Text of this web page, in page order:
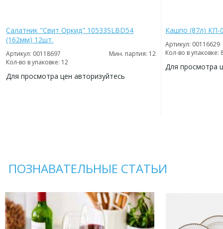
Салатник "Свит Оркид" 10533SLBD54
(162мм) 12шт.
Артикул: 00118697
Мин. партия: 12
Кол-во в упаковке: 12
Для просмотра цен авторизуйтесь
Кашпо (87л) КП-
Артикул: 00116629
Кол-во в упаковке:
Для просмотра
ПОЗНАВАТЕЛЬНЫЕ СТАТЬИ